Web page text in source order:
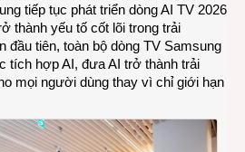
tiếp tục phát triển dòng AI TV 2026
thành yếu tố cốt lõi trong trải
đầu tiên, toàn bộ dòng TV Samsung
tích hợp AI, đưa AI trở thành trải
mọi người dùng thay vì chỉ giới hạn